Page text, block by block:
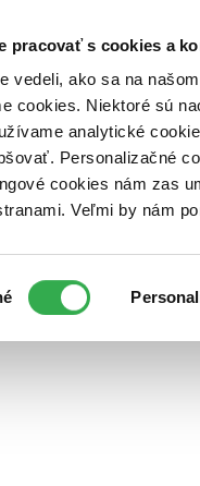
pracovať s cookies a
vedeli, ako sa na
cookies. Niektoré sú
analytické
Personalizačné
cookies nám zas
Veľmi by nám
Kontakt